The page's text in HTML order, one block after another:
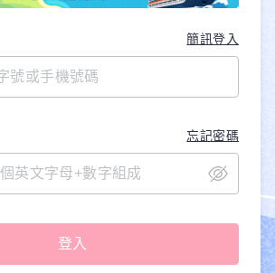
簡訊登入
忘記密碼